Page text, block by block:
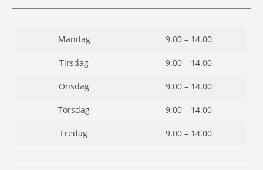
Mandag 9.00 – 14.00
Tirsdag 9.00 – 14.00
Onsdag 9.00 – 14.00
Torsdag 9.00 – 14.00
Fredag 9.00 – 14.00